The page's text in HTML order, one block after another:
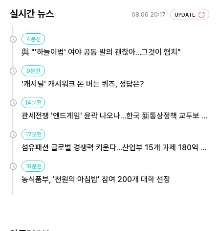
실시간 뉴스 08.06 20:17 UPDATE
4분전
與 "'하늘이법' 여야 공동 발의 괜찮아…그것이 협치"
9분전
'캐시딜' 캐시워크 돈 버는 퀴즈, 정답은?
14분전
관세전쟁 '엔드게임' 윤곽 나오나…한국 新통상정책 교두보 활
17분전
섬유패션 글로벌 경쟁력 키운다…산업부 15개 과제 180억 지
18분전
농식품부, '천원의 아침밥' 참여 200개 대학 선정